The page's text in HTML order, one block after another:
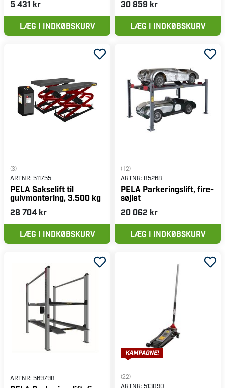
5 431 kr
LÆG I INDKØBSKURV
30 859 kr
LÆG I INDKØBSKURV
(3)
ARTNR: 511755
PELA Sakselift til
gulvmontering, 3.500 kg
28 704 kr
LÆG I INDKØBSKURV
(12)
ARTNR: 85268
PELA Parkeringslift, fire-
søjlet
20 062 kr
LÆG I INDKØBSKURV
ARTNR: 569798
(22)
ARTNR: 513090